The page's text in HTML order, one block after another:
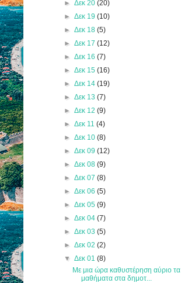
► Δεκ 20 (20)
► Δεκ 19 (10)
► Δεκ 18 (5)
► Δεκ 17 (12)
► Δεκ 16 (7)
► Δεκ 15 (16)
► Δεκ 14 (19)
► Δεκ 13 (7)
► Δεκ 12 (9)
► Δεκ 11 (4)
► Δεκ 10 (8)
► Δεκ 09 (12)
► Δεκ 08 (9)
► Δεκ 07 (8)
► Δεκ 06 (5)
► Δεκ 05 (9)
► Δεκ 04 (7)
► Δεκ 03 (5)
► Δεκ 02 (2)
▼ Δεκ 01 (8)
Με μια ώρα καθυστέρηση αύριο τα
μαθήματα στα δημοτ...